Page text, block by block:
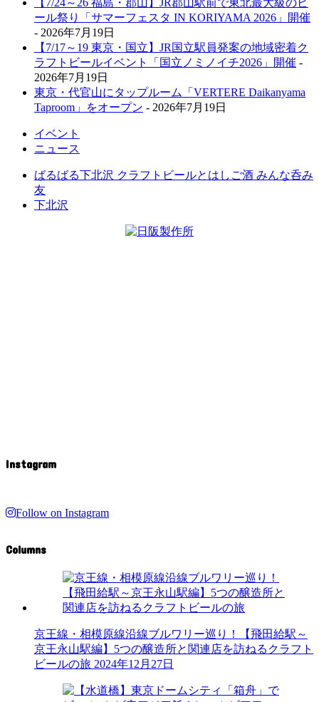
ール祭り「サマーフェスタ IN KORIYAMA 2026」開催
- 2026年7月19日
【7/17～19 東京・国立】JR国立駅員発案の地域密着ク
ラフトビールイベント「国立ノミノイチ2026」開催 -
2026年7月19日
東京・代官山にタップルーム「VERTERE Daikanyama
Taproom」をオープン - 2026年7月19日
イベント
ニュース
ばるばる下北沢 クラフトビールとはしご酒 みんな呑み
友
下北沢
Instagram
Follow on Instagram
Columns
京王線・相模原線沿線ブルワリー巡り！【飛田給駅～
京王永山駅編】5つの醸造所と関連店を訪ねるクラフト
ビールの旅 2024年12月27日